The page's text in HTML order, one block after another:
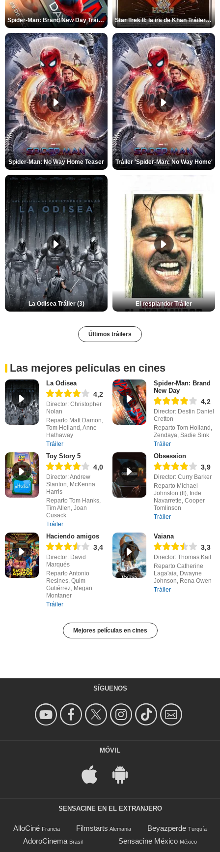
Spider-Man: Brand New Day Tráiler (3) Star Trek II: la ira de Khan Tráiler VO
Spider-Man: No Way Home Teaser Tráiler 'Spider-Man: No Way Home'
La Odisea Tráiler (3) El resplandor Tráiler
Últimos tráilers
Las mejores películas en cines
La Odisea
4,2
Director: Christopher
Nolan
Reparto Matt Damon,
Tom Holland, Anne
Hathaway
Tráiler
Spider-Man: Brand
New Day
4,2
Director: Destin Daniel
Cretton
Reparto Tom Holland,
Zendaya, Sadie Sink
Tráiler
Toy Story 5
4,0
Director: Andrew
Stanton, McKenna
Harris
Reparto Tom Hanks,
Tim Allen, Joan
Cusack
Tráiler
Obsession
3,9
Director: Curry Barker
Reparto Michael
Johnston (II), Inde
Navarrette, Cooper
Tomlinson
Tráiler
Haciendo amigos
3,4
Director: David
Marqués
Reparto Antonio
Resines, Quim
Gutiérrez, Megan
Montaner
Tráiler
Vaiana
3,3
Director: Thomas Kail
Reparto Catherine
Laga'aia, Dwayne
Johnson, Rena Owen
Tráiler
Mejores películas en cines
SÍGUENOS
MÓVIL
SENSACINE EN EL EXTRANJERO
AlloCiné Francia Filmstarts Alemania Beyazperde Turquía
AdoroCinema Brasil Sensacine México México